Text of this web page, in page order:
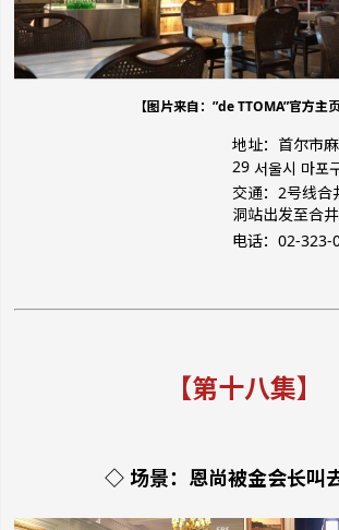
【图片来自：”de TTOMA”官方主页
地址：首尔市
29 서울시 마포
交通：2号线合
洞站出发至合
电话：02-323-
【第十八集】
◇ 场景：恩尚被金会长叫